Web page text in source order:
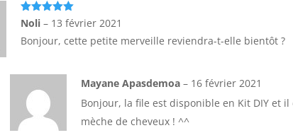
Note
sur
Noli– 13 février 2021
Bonjour, cette petite merveille reviendra-t-elle bientôt ?
Mayane Apasdemoa– 16 février 2021
Bonjour, la file est disponible en Kit DIY et
mèche de cheveux ! ^^